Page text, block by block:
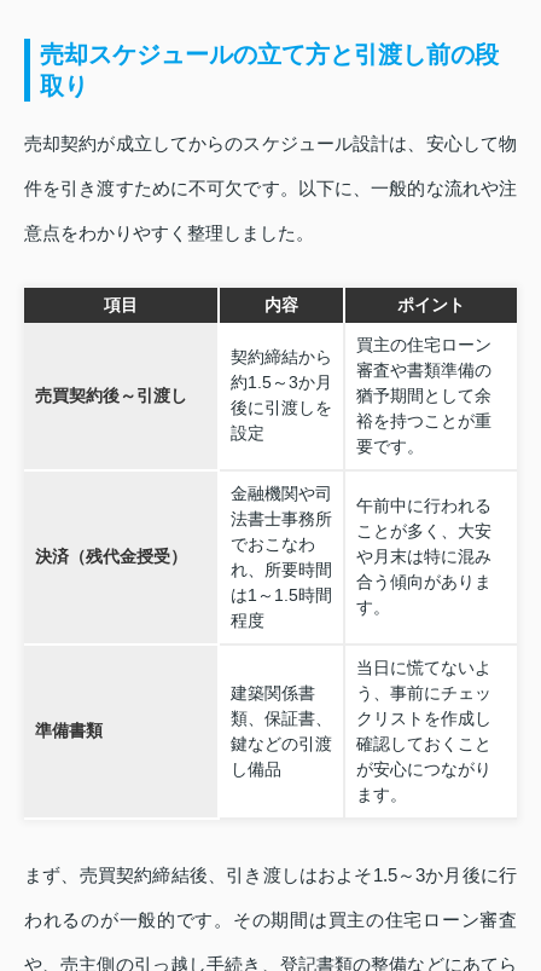
売却スケジュールの立て方と引渡し前の段
取り
売却契約が成立してからのスケジュール設計は、安心して物
件を引き渡すために不可欠です。以下に、一般的な流れや注
意点をわかりやすく整理しました。
項目 内容 ポイント
売買契約後～引渡し
契約締結から
約1.5～3か月
後に引渡しを
設定
買主の住宅ローン
審査や書類準備の
猶予期間として余
裕を持つことが重
要です。
決済（残代金授受）
金融機関や司
法書士事務所
でおこなわ
れ、所要時間
は1～1.5時間
程度
午前中に行われる
ことが多く、大安
や月末は特に混み
合う傾向がありま
す。
準備書類
建築関係書
類、保証書、
鍵などの引渡
し備品
当日に慌てないよ
う、事前にチェッ
クリストを作成し
確認しておくこと
が安心につながり
ます。
まず、売買契約締結後、引き渡しはおよそ1.5～3か月後に行
われるのが一般的です。その期間は買主の住宅ローン審査
や、売主側の引っ越し手続き、登記書類の整備などにあてら